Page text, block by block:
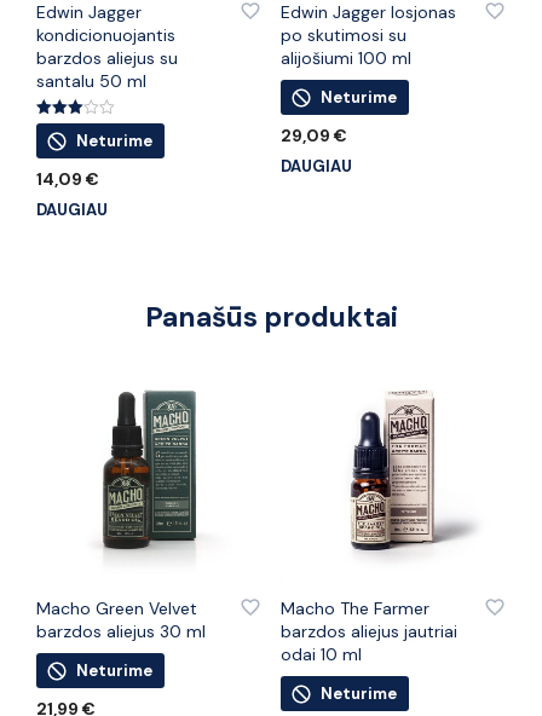
Edwin Jagger
kondicionuojantis
barzdos aliejus su
santalu 50 ml
Įvertini
mas:
3.00
iš 5
Neturime
14,09 €
DAUGIAU
Edwin Jagger losjonas
po skutimosi su
alijošiumi 100 ml
Neturime
29,09 €
DAUGIAU
Panašūs produktai
Macho Green Velvet
barzdos aliejus 30 ml
Neturime
21,99 €
Macho The Farmer
barzdos aliejus jautriai
odai 10 ml
Neturime